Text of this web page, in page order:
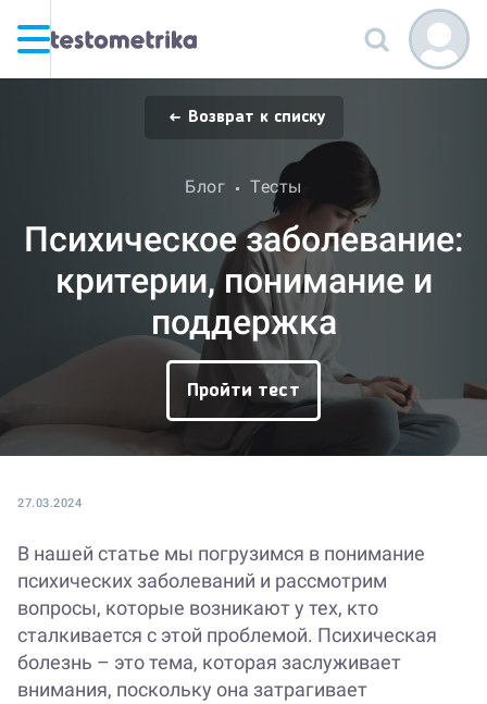
Возврат к списку
Блог Тесты
Психическое заболевание:
критерии, понимание и
поддержка
Пройти тест
27.03.2024
В нашей статье мы погрузимся в понимание
психических заболеваний и рассмотрим
вопросы, которые возникают у тех, кто
сталкивается с этой проблемой. Психическая
болезнь – это тема, которая заслуживает
внимания, поскольку она затрагивает